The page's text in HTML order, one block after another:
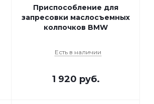
Приспособление для
запресовки маслосъемных
колпочков BMW
Есть в наличии
1 920 руб.